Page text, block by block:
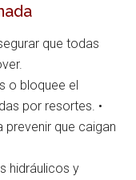
que todas
o bloquee el
por resortes. •
prevenir que caigan
hidráulicos y